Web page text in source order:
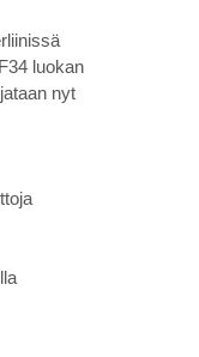
luokan
nyt